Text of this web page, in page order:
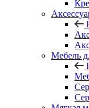
Мебель